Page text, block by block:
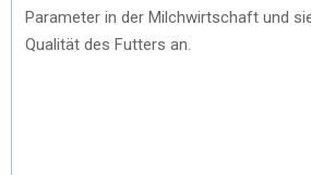
Parameter in der Milchwirtschaft und
Qualität des Futters an.